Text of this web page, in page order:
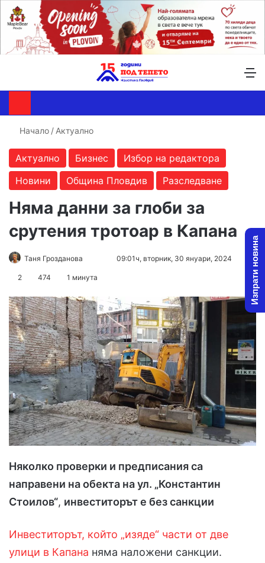
Начало / Актуално
Актуално Бизнес
Избор на редактора
Новини
Община Пловдив Разследване
Няма данни за глоби за
срутения тротоар в Капана
Таня Грозданова
Send09:01ч, вторник, 30 януари, 2024
2 474 1 минута
Няколко проверки и предписания са
направени на обекта на ул. „Константин
Стоилов“, инвеститорът е без санкции
Инвеститорът, който „изяде“ части от две
улици в Капана няма наложени санкции.
Изпрати новина